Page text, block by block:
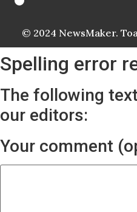
© 2024 NewsMaker.
Spelling error
The following
our editors:
Your comment